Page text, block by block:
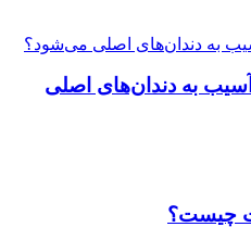
آسیب به دندان‌های اصلی
چیست؟